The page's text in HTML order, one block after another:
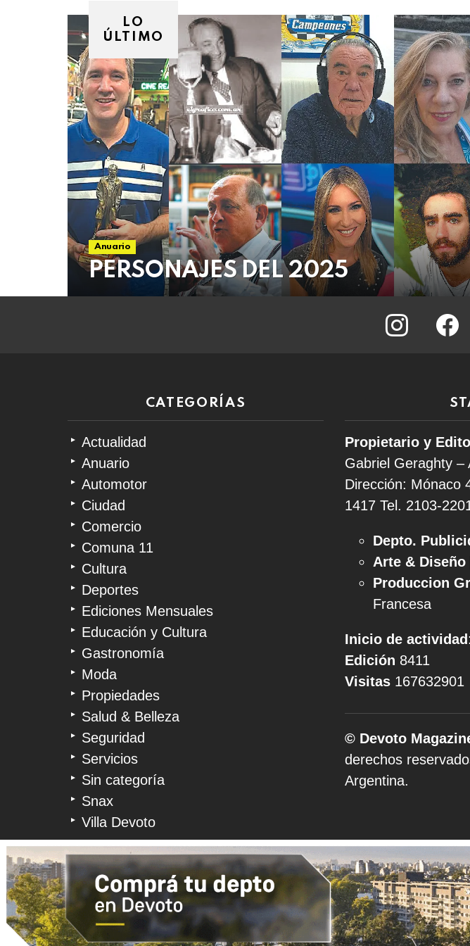
LO
ÚLTIMO
Anuario
PERSONAJES DEL 2025
instagram
CATEGORÍAS
Actualidad
Anuario
Automotor
Ciudad
Comercio
Comuna 11
Cultura
Deportes
Ediciones Mensuales
Educación y Cultura
Gastronomía
Moda
Propiedades
Salud & Belleza
Seguridad
Servicios
Sin categoría
Snax
Villa Devoto
Propietario y
Gabriel Geraghty –
Dirección: Mónaco
1417 Tel. 2103-
Depto.
Arte & Diseño |
Produccion
Francesa
Inicio de actividad
Edición 8411
Visitas 167632901
© Devoto
derechos
Argentina.
© 2026 Devoto Magazine
de
agosto
de
2026